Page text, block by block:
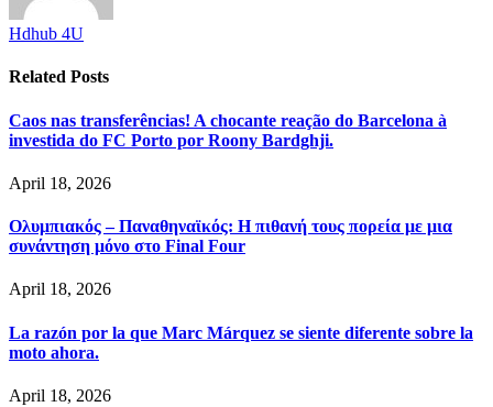
Hdhub 4U
Related Posts
Caos nas transferências! A chocante reação do Barcelona à
investida do FC Porto por Roony Bardghji.
April 18, 2026
Ολυμπιακός – Παναθηναϊκός: Η πιθανή τους πορεία με μια
συνάντηση μόνο στο Final Four
April 18, 2026
La razón por la que Marc Márquez se siente diferente sobre la
moto ahora.
April 18, 2026